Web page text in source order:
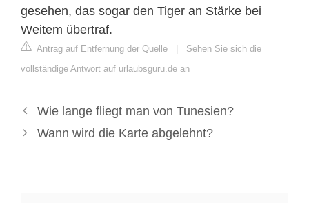
gesehen, das sogar den Tiger an Stärke bei
Weitem übertraf.
Antrag auf Entfernung der Quelle | Sehen Sie sich die
vollständige Antwort auf urlaubsguru.de an
Wie lange fliegt man von Tunesien?
Wann wird die Karte abgelehnt?